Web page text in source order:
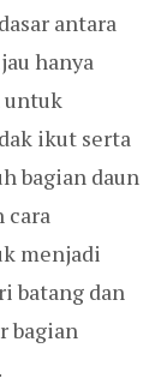
antara
hanya
untuk
ikut serta
bagian daun
cara
menjadi
batang dan
bagian